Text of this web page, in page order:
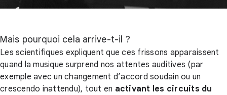
Mais pourquoi cela arrive-t-il ?
Les scientifiques expliquent que ces frissons apparaissent
quand la musique surprend nos attentes auditives (par
exemple avec un changement d’accord soudain ou un
crescendo inattendu), tout en activant les circuits du